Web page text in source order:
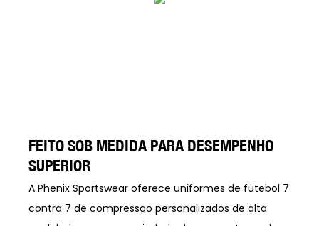
FEITO SOB MEDIDA PARA DESEMPENHO
SUPERIOR
A Phenix Sportswear oferece uniformes de futebol 7
contra 7 de compressão personalizados de alta